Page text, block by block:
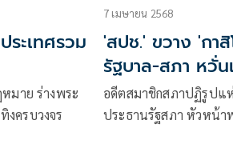
ะเทศรวม
มาย ร่างพระ
ครบวงจร
7 เมษายน 2568
'สปช.' ขวาง 'กา
รัฐบาล-สภา หวั่น
อดีตสมาชิกสภาปฏิรูปแ
ประธานรัฐสภา หัวหน้า